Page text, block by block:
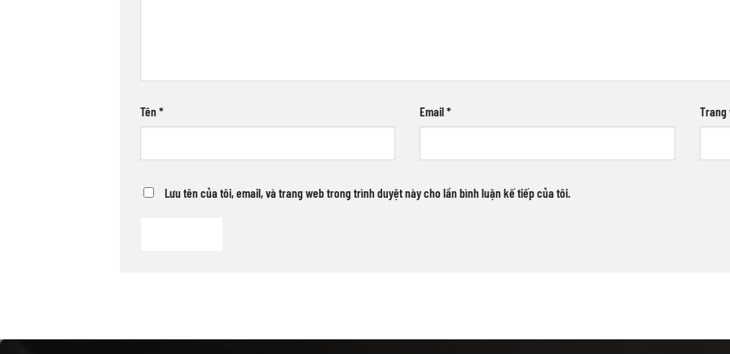
Tên* Email* Trang
Lưu tên của tôi, email, và trang web trong trình duyệt này cho lần bình luận kế tiếp của tôi.